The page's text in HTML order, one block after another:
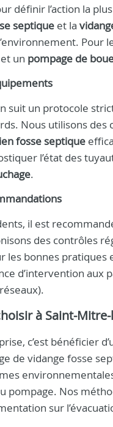
définir l’action la
septique et la
Pour
et un pompage de
suit un protocole
Nous utilisons
fosse septique
l’état des
.
il est
des contrôles
les bonnes
d’intervention
à Saint-
c’est bénéficier
de vidange fosse
pompage. Nos
sur